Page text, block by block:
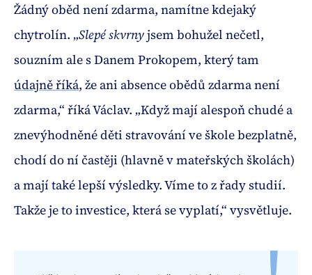
Žádný oběd není zdarma, namítne kdejaký
chytrolín. „Slepé skvrnyjsem bohužel nečetl,
souzním ale s Danem Prokopem, který tam
údajně říká, že ani absence obědů zdarma není
zdarma,“ říká Václav. „Když mají alespoň chudé a
znevýhodněné děti stravování ve škole bezplatně,
chodí do ní častěji (hlavně v mateřských školách)
a mají také lepší výsledky. Víme to z řady studií.
Takže je to investice, která se vyplatí,“ vysvětluje.